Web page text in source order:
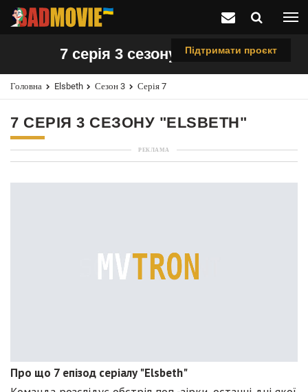
Підтримати проєкт
7 серія 3 сезону "Elsbeth"
Головна Elsbeth Сезон 3 Серія 7
7 СЕРІЯ 3 СЕЗОНУ "ELSBETH"
РЕКЛАМА
Про що 7 епізод серіалу "Elsbeth"